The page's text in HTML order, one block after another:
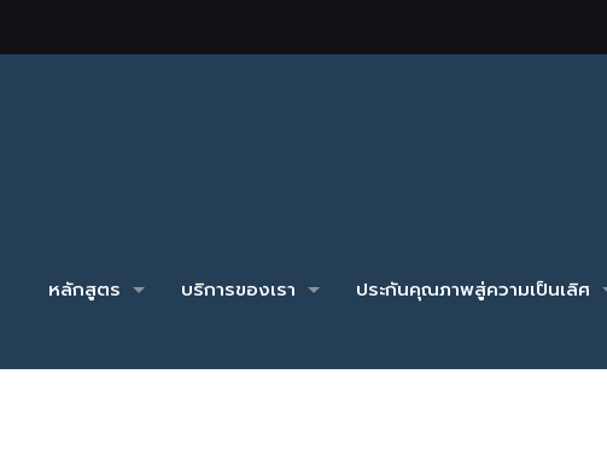
หลักสูตร บริการของเรา ประกันคุณภาพสู่ความเป็นเลิศ